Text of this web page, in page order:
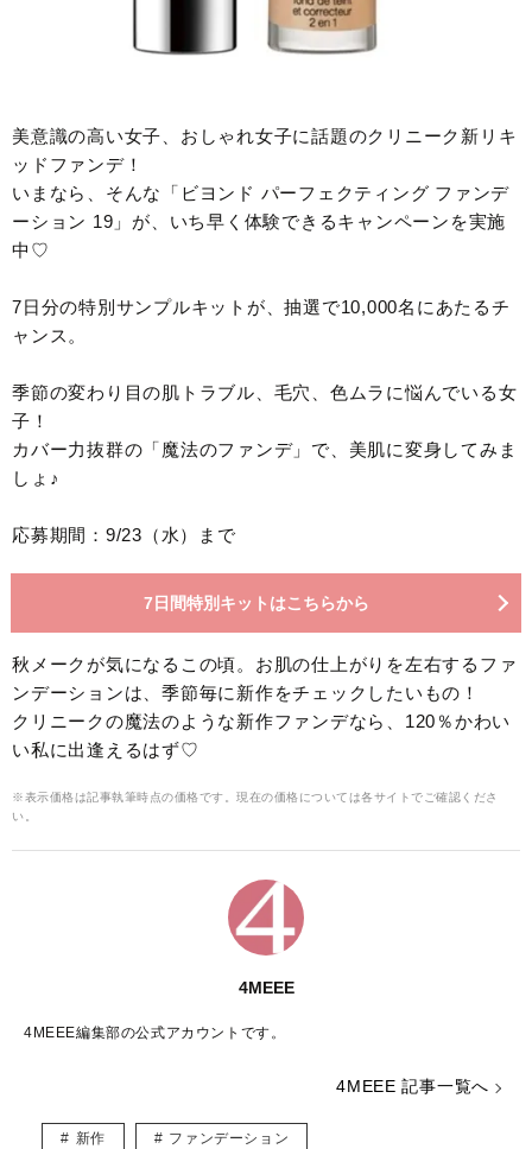
美意識の高い女子、おしゃれ女子に話題のクリニーク新リキ
ッドファンデ！
いまなら、そんな「ビヨンド パーフェクティング ファンデ
ーション 19」が、いち早く体験できるキャンペーンを実施
中♡
7日分の特別サンプルキットが、抽選で10,000名にあたるチ
ャンス。
季節の変わり目の肌トラブル、毛穴、色ムラに悩んでいる女
子！
カバー力抜群の「魔法のファンデ」で、美肌に変身してみま
しょ♪
応募期間：9/23（水）まで
7日間特別キットはこちらから
秋メークが気になるこの頃。お肌の仕上がりを左右するファ
ンデーションは、季節毎に新作をチェックしたいもの！
クリニークの魔法のような新作ファンデなら、120％かわい
い私に出逢えるはず♡
※表示価格は記事執筆時点の価格です。現在の価格については各サイトでご確認くださ
い。
4MEEE
4MEEE編集部の公式アカウントです。
4MEEE 記事一覧へ
新作 ファンデーション